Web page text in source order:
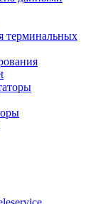
терминальных